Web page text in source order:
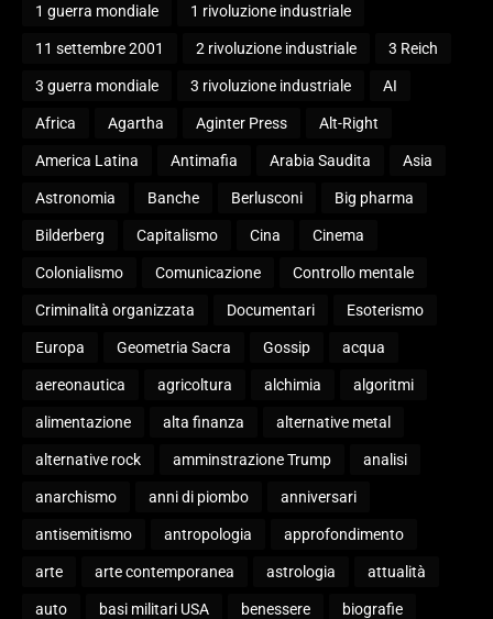
1 guerra mondiale 1 rivoluzione industriale
11 settembre 2001 2 rivoluzione industriale 3 Reich
3 guerra mondiale 3 rivoluzione industriale AI
Africa Agartha Aginter Press Alt-Right
America Latina Antimafia Arabia Saudita Asia
Astronomia Banche Berlusconi Big pharma
Bilderberg Capitalismo Cina Cinema
Colonialismo Comunicazione Controllo mentale
Criminalità organizzata Documentari Esoterismo
Europa Geometria Sacra Gossip acqua
aereonautica agricoltura alchimia algoritmi
alimentazione alta finanza alternative metal
alternative rock amminstrazione Trump analisi
anarchismo anni di piombo anniversari
antisemitismo antropologia approfondimento
arte arte contemporanea astrologia attualità
auto basi militari USA benessere biografie